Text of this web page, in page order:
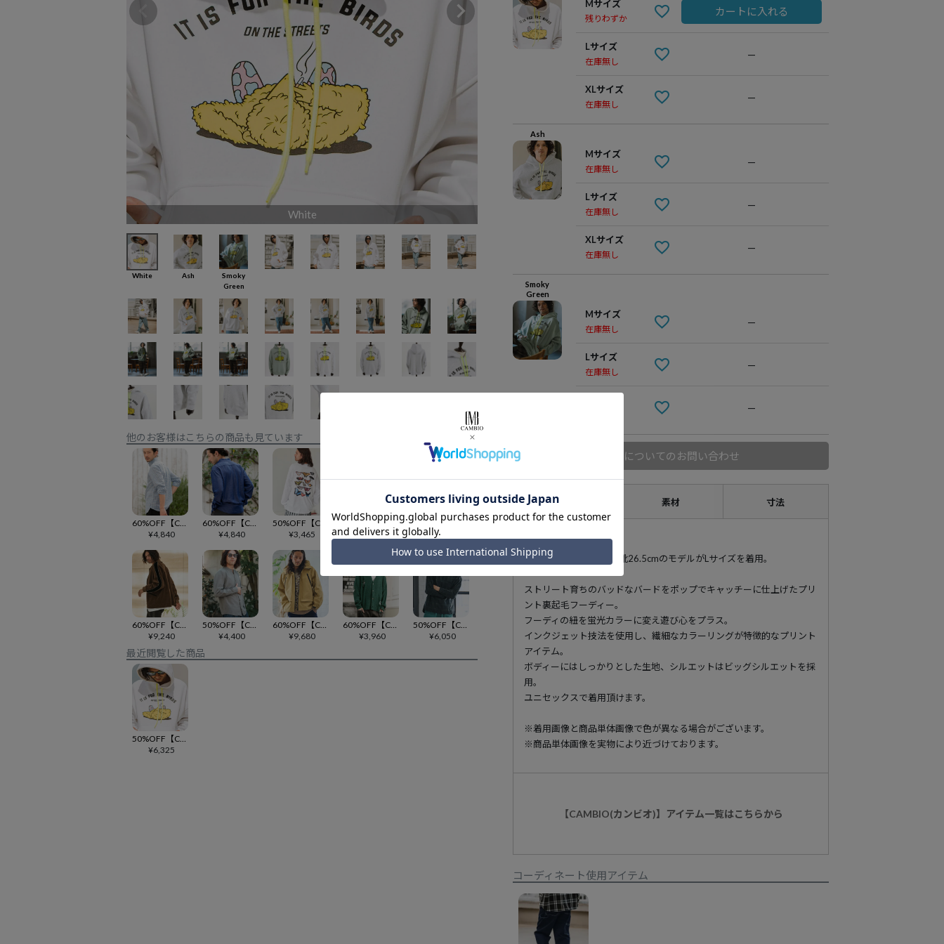
White Ash
White Ash
Smoky
Green
他のお客様はこちらの商品も見ています
¥4,840
¥4,840
¥3,465
60%OFF【CAMBIO(カンビオ)】 ボンディングショートモッズコート(HLCM0172)
¥9,680
50%OFF【CAMBIO(カンビオ)】スキッパープルオーバーシャツ(BP-BDA0016)
¥5,500
¥9,240
¥4,400
¥9,680
¥3,960
¥6,050
最近閲覧した商品
¥6,325
Mサイズ
残りわずか
カートに入れる
Lサイズ
在庫無し
—
XLサイズ
在庫無し
—
Ash
Mサイズ
在庫無し
—
Lサイズ
在庫無し
—
XLサイズ
在庫無し
—
Smoky
Green
Mサイズ
在庫無し
—
Lサイズ
在庫無し
—
—
商品についてのお問い合わせ
アイテム説明 素材 寸法
175cm B90-W73-H89 靴26.5cmのモデルがLサイズを着用。
ストリート育ちのバッドなバードをポップでキャッチーに仕上げたプリ
ント裏起毛フーディー。
フーディの紐を蛍光カラーに変え遊び心をプラス。
インクジェット技法を使用し、繊細なカラーリングが特徴的なプリント
アイテム。
ボディーにはしっかりとした生地、シルエットはビッグシルエットを採
用。
ユニセックスで着用頂けます。
※着用画像と商品単体画像で色が異なる場合がございます。
※商品単体画像を実物により近づけております。
【CAMBIO(カンビオ)】アイテム一覧はこちらから
コーディネート使用アイテム